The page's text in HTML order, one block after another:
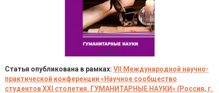
Статья опубликована в рамках: VII Международной научно-
практической конференции «Научное сообщество
студентов XXI столетия. ГУМАНИТАРНЫЕ НАУКИ» (Россия, г.